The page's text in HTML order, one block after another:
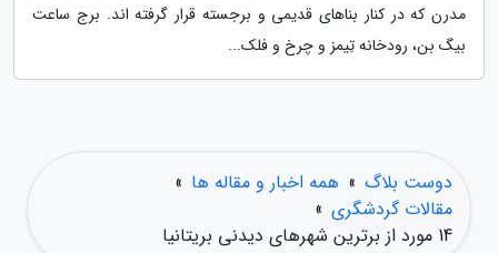
مدرن که در کنار بناهای قدیمی و برجسته قرار گرفته اند. برج ساعت
بیگ بن، رودخانه تِیمز و چرخ و فلک...
دوست بلاگ » همه اخبار و مقاله ها »
مقالات گردشگری »
14 مورد از برترین شهرهای دیدنی بریتانیا